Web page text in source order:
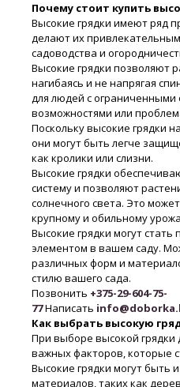
Почему стоит купить
Высокие грядки имеют ряд
делают их
садоводства и
Высокие грядки позволяют
нагибаясь и не напрягая
для людей с ограниченными
возможностями или
Поскольку высокие грядки
они могут быть легче
как кролики или слизни.
Высокие грядки
систему и позволяют
солнечного света. Это
крупному и обильному
Высокие грядки могут
элементом в вашем саду.
различных форм и
стилю вашего сада.
Позвонить +375-29-604-75-
77Написать
Как выбрать высокую
При выборе высокой грядки
важных факторов, которые
Высокие грядки могут быть
материалов, таких как